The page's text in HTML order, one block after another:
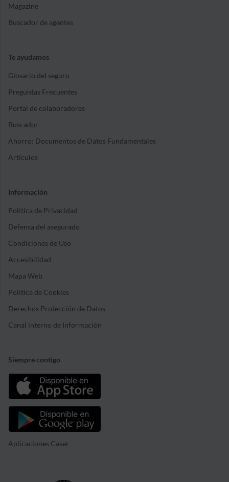
Magazine
Buscador de agentes
Te ayudamos
Glosario del seguro
Preguntas Frecuentes
Portal de colaboradores
Buscador
Ahorro: Documentos de Datos Fundamentales
Artículos
Información
Política de Privacidad
Defensa del asegurado
Condiciones de Uso
Accesibilidad
Mapa Web
Política de Cookies
Derechos Protección de Datos
Canal interno de Información
Siempre contigo
Aplicaciones Caser